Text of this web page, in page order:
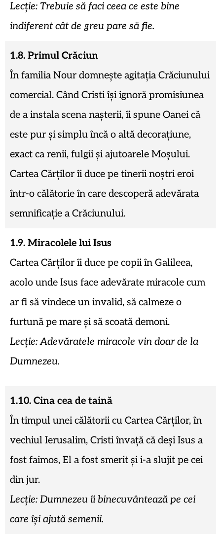
Lecție: Trebuie să faci ceea ce este bine
indiferent cât de greu pare să fie.
1.8. Primul Crăciun
În familia Nour domnește agitația Crăciunului
comercial. Când Cristi își ignoră promisiunea
de a instala scena nașterii, îi spune Oanei că
este pur și simplu încă o altă decorațiune,
exact ca renii, fulgii și ajutoarele Moșului.
Cartea Cărților îi duce pe tinerii noștri eroi
într-o călătorie în care descoperă adevărata
semnificație a Crăciunului.
1.9. Miracolele lui Isus
Cartea Cărților îi duce pe copii în Galileea,
acolo unde Isus face adevărate miracole cum
ar fi să vindece un invalid, să calmeze o
furtună pe mare și să scoată demoni.
Lecție: Adevăratele miracole vin doar de la
Dumnezeu.
1.10. Cina cea de taină
În timpul unei călătorii cu Cartea Cărților, în
vechiul Ierusalim, Cristi învață că deși Isus a
fost faimos, El a fost smerit și i-a slujit pe cei
din jur.
Lecție: Dumnezeu îi binecuvântează pe cei
care își ajută semenii.